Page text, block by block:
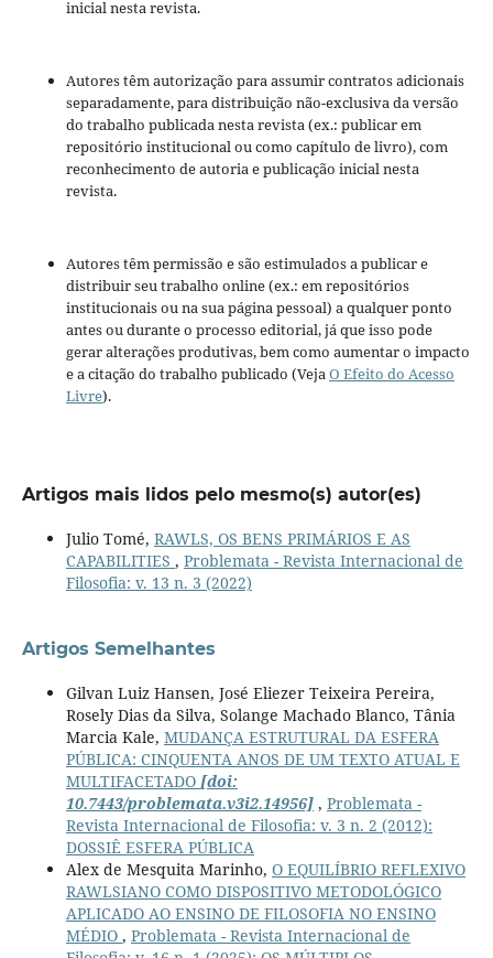
inicial nesta revista.
Autores têm autorização para assumir contratos adicionais
separadamente, para distribuição não-exclusiva da versão
do trabalho publicada nesta revista (ex.: publicar em
repositório institucional ou como capítulo de livro), com
reconhecimento de autoria e publicação inicial nesta
revista.
Autores têm permissão e são estimulados a publicar e
distribuir seu trabalho online (ex.: em repositórios
institucionais ou na sua página pessoal) a qualquer ponto
antes ou durante o processo editorial, já que isso pode
gerar alterações produtivas, bem como aumentar o impacto
e a citação do trabalho publicado (VejaO Efeito do Acesso
Livre).
Artigos mais lidos pelo mesmo(s) autor(es)
Julio Tomé, RAWLS, OS BENS PRIMÁRIOS E AS
CAPABILITIES , Problemata - Revista Internacional de
Filosofia: v. 13 n. 3 (2022)
Artigos Semelhantes
Gilvan Luiz Hansen, José Eliezer Teixeira Pereira,
Rosely Dias da Silva, Solange Machado Blanco, Tânia
Marcia Kale, MUDANÇA ESTRUTURAL DA ESFERA
PÚBLICA: CINQUENTA ANOS DE UM TEXTO ATUAL E
MULTIFACETADO [doi:
10.7443/problemata.v3i2.14956], Problemata -
Revista Internacional de Filosofia: v. 3 n. 2 (2012):
DOSSIÊ ESFERA PÚBLICA
Alex de Mesquita Marinho, O EQUILÍBRIO REFLEXIVO
RAWLSIANO COMO DISPOSITIVO METODOLÓGICO
APLICADO AO ENSINO DE FILOSOFIA NO ENSINO
MÉDIO , Problemata - Revista Internacional de